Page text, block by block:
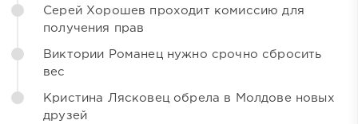
Серей Хорошев проходит комиссию для
получения прав
Виктории Романец нужно срочно сбросить
вес
Кристина Лясковец обрела в Молдове новых
друзей